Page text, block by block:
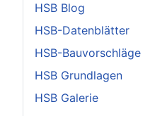
HSB Blog
HSB-Datenblätter
HSB-Bauvorschläge
HSB Grundlagen
HSB Galerie